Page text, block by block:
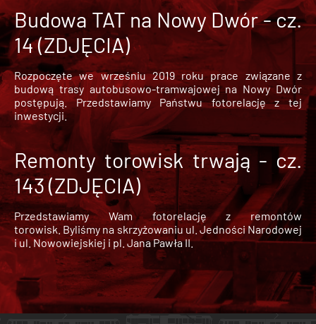
Budowa TAT na Nowy Dwór - cz.
14 (ZDJĘCIA)
Rozpoczęte we wrześniu 2019 roku prace związane z
budową trasy autobusowo-tramwajowej na Nowy Dwór
postępują. Przedstawiamy Państwu fotorelację z tej
inwestycji.
Remonty torowisk trwają - cz.
143 (ZDJĘCIA)
Przedstawiamy Wam fotorelację z remontów
torowisk. Byliśmy na skrzyżowaniu ul. Jedności Narodowej
i ul. Nowowiejskiej i pl. Jana Pawła II.